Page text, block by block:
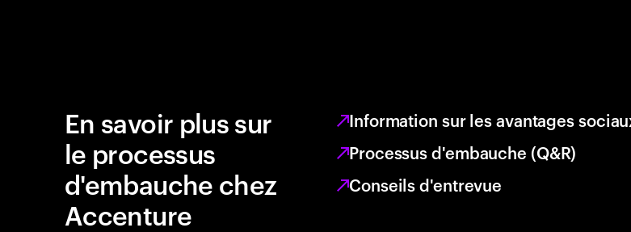
En savoir plus sur
le processus
d'embauche chez
Accenture
Information sur les avantages
Processus d'embauche (Q&R)
Conseils d'entrevue